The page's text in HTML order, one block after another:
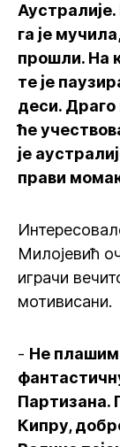
Аустралије.
га је
прошли. На
те је
деси. Драго
ће
је
прави
Милојевић
играчи
мотивисани.
- Не
Партизана.
Кипру,